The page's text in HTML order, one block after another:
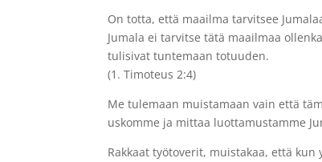
On totta, että maailma tarvitsee
Jumala ei tarvitse tätä maailmaa
tulisivat tuntemaan totuuden.
(1. Timoteus 2:4)
Me tulemaan muistamaan vain että
uskomme ja mittaa luottamustamme
Rakkaat työtoverit, muistakaa, että